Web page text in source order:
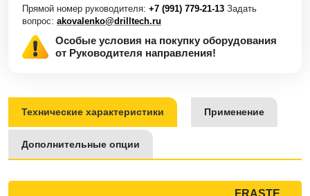
Прямой номер руководителя: +7 (991) 779-21-13 Задать
вопрос: akovalenko@drilltech.ru
Особые условия на покупку оборудования
от Руководителя направления!
Технические характеристики Применение
Дополнительные опции
FRASTE